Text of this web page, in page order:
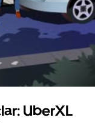
UberXL